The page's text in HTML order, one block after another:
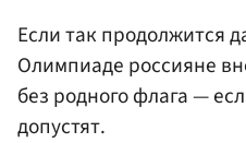
Если так продолжится
Олимпиаде россияне
без родного флага —
допустят.